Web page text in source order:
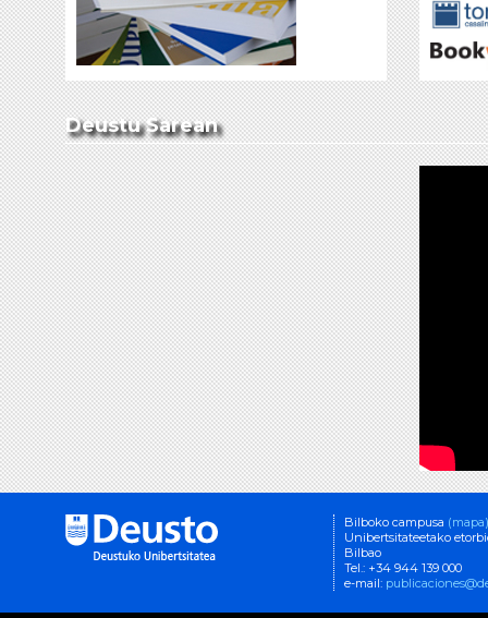
Deustu Sarean
Bilboko campusa
Unibertsitateetako
Bilbao
Tel.: +34 944 139 000
e-mail: